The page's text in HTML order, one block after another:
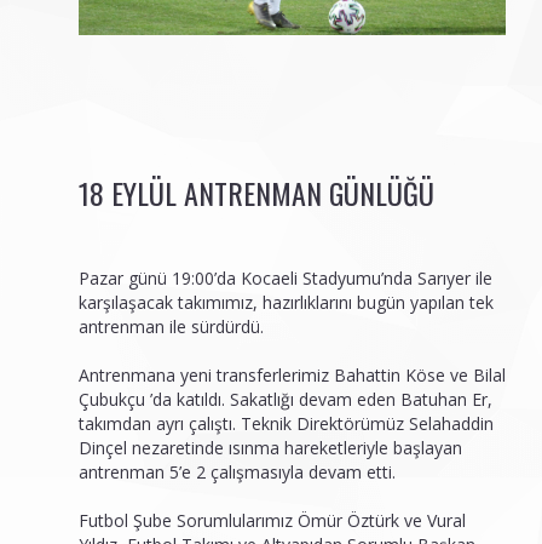
18 EYLÜL ANTRENMAN GÜNLÜĞÜ
Pazar günü 19:00’da Kocaeli Stadyumu’nda Sarıyer ile
karşılaşacak takımımız, hazırlıklarını bugün yapılan tek
antrenman ile sürdürdü.
Antrenmana yeni transferlerimiz Bahattin Köse ve Bilal
Çubukçu ’da katıldı. Sakatlığı devam eden Batuhan Er,
takımdan ayrı çalıştı. Teknik Direktörümüz Selahaddin
Dinçel nezaretinde ısınma hareketleriyle başlayan
antrenman 5’e 2 çalışmasıyla devam etti.
Futbol Şube Sorumlularımız Ömür Öztürk ve Vural